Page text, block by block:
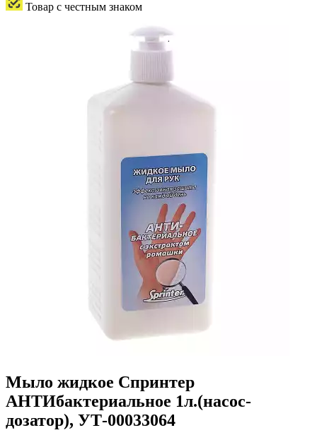
Товар с честным знаком
Мыло жидкое Спринтер
АНТИбактериальное 1л.(насос-
дозатор), УТ-00033064